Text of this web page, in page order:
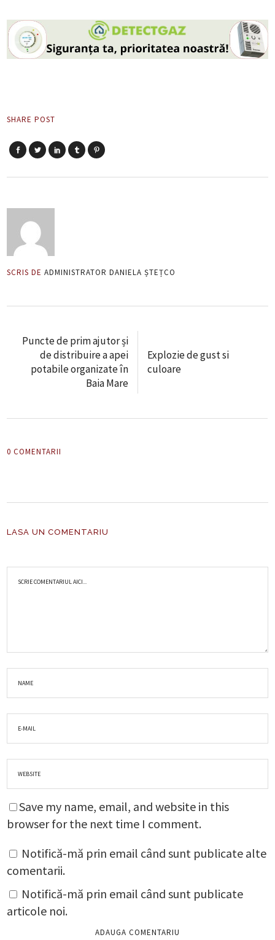
SHARE POST
SCRIS DE ADMINISTRATOR DANIELA ȘTEȚCO
Puncte de prim ajutor și
de distribuire a apei
potabile organizate în
Baia Mare
Explozie de gust si
culoare
0 COMENTARII
LASA UN COMENTARIU
Save my name, email, and website in this
browser for the next time I comment.
Notifică-mă prin email când sunt publicate alte
comentarii.
Notifică-mă prin email când sunt publicate
articole noi.